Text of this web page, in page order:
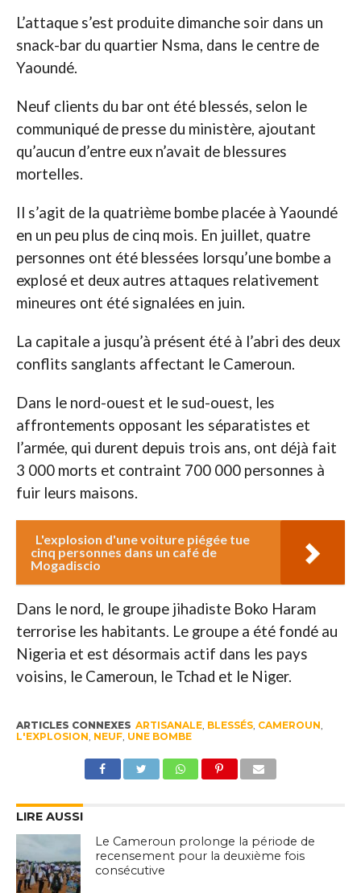
L’attaque s’est produite dimanche soir dans un
snack-bar du quartier Nsma, dans le centre de
Yaoundé.
Neuf clients du bar ont été blessés, selon le
communiqué de presse du ministère, ajoutant
qu’aucun d’entre eux n’avait de blessures
mortelles.
Il s’agit de la quatrième bombe placée à Yaoundé
en un peu plus de cinq mois. En juillet, quatre
personnes ont été blessées lorsqu’une bombe a
explosé et deux autres attaques relativement
mineures ont été signalées en juin.
La capitale a jusqu’à présent été à l’abri des deux
conflits sanglants affectant le Cameroun.
Dans le nord-ouest et le sud-ouest, les
affrontements opposant les séparatistes et
l’armée, qui durent depuis trois ans, ont déjà fait
3 000 morts et contraint 700 000 personnes à
fuir leurs maisons.
L'explosion d'une voiture piégée tue
cinq personnes dans un café de
Mogadiscio
Dans le nord, le groupe jihadiste Boko Haram
terrorise les habitants. Le groupe a été fondé au
Nigeria et est désormais actif dans les pays
voisins, le Cameroun, le Tchad et le Niger.
ARTICLES CONNEXES ARTISANALE, BLESSÉS, CAMEROUN
L'EXPLOSION NEUF, UNE BOMBE
LIRE AUSSI
Le Cameroun prolonge la période de
recensement pour la deuxième fois
consécutive